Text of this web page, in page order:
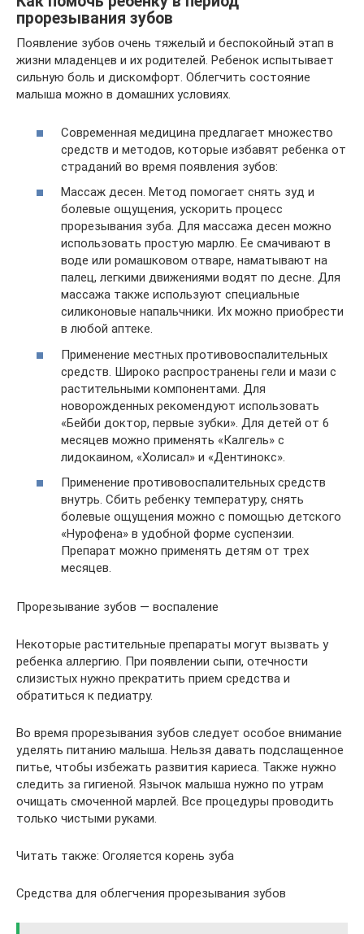
прорезывания зубов
Появление зубов очень тяжелый и беспокойный этап в
жизни младенцев и их родителей. Ребенок испытывает
сильную боль и дискомфорт. Облегчить состояние
малыша можно в домашних условиях.
Современная медицина предлагает множество
средств и методов, которые избавят ребенка от
страданий во время появления зубов:
Массаж десен. Метод помогает снять зуд и
болевые ощущения, ускорить процесс
прорезывания зуба. Для массажа десен можно
использовать простую марлю. Ее смачивают в
воде или ромашковом отваре, наматывают на
палец, легкими движениями водят по десне. Для
массажа также используют специальные
силиконовые напальчники. Их можно приобрести
в любой аптеке.
Применение местных противовоспалительных
средств. Широко распространены гели и мази с
растительными компонентами. Для
новорожденных рекомендуют использовать
«Бейби доктор, первые зубки». Для детей от 6
месяцев можно применять «Калгель» с
лидокаином, «Холисал» и «Дентинокс».
Применение противовоспалительных средств
внутрь. Сбить ребенку температуру, снять
болевые ощущения можно с помощью детского
«Нурофена» в удобной форме суспензии.
Препарат можно применять детям от трех
месяцев.
Прорезывание зубов — воспаление
Некоторые растительные препараты могут вызвать у
ребенка аллергию. При появлении сыпи, отечности
слизистых нужно прекратить прием средства и
обратиться к педиатру.
Во время прорезывания зубов следует особое внимание
уделять питанию малыша. Нельзя давать подслащенное
питье, чтобы избежать развития кариеса. Также нужно
следить за гигиеной. Язычок малыша нужно по утрам
очищать смоченной марлей. Все процедуры проводить
только чистыми руками.
Читать также: Оголяется корень зуба
Средства для облегчения прорезывания зубов